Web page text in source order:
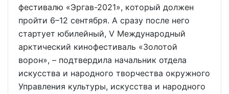
фестивалю «Эргав-2021», который должен
пройти 6–12 сентября. А сразу после него
стартует юбилейный, V Международный
арктический кинофестиваль «Золотой
ворон», – подтвердила начальник отдела
искусства и народного творчества окружного
Управления культуры, искусства и народного